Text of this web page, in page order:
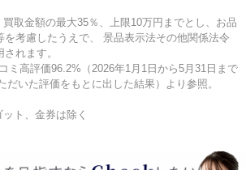
取金額の最大35％、上限10万円までとし、お品
を考慮したうえで、 景品表示法その他関係法令
れます。
ミ高評価96.2%（2026年1月1日から5月31日まで
だいた評価をもとに出した結果）より参照。
ト、金券は除く